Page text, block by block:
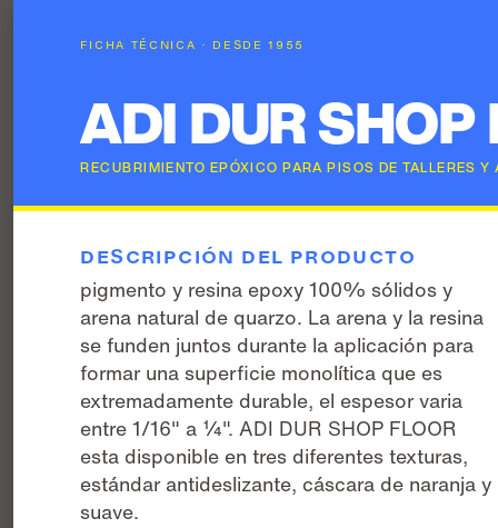
FICHA TÉCNICA · DESDE 1955
ADI DUR SHOP
RECUBRIMIENTO EPÓXICO PARA PISOS DE TALLERES
DESCRIPCIÓN DEL PRODUCTO
pigmento y resina epoxy 100% sólidos y
arena natural de quarzo. La arena y la resina
se funden juntos durante la aplicación para
formar una superficie monolítica que es
extremadamente durable, el espesor varia
entre 1/16" a ¼". ADI DUR SHOP FLOOR
esta disponible en tres diferentes texturas,
estándar antideslizante, cáscara de naranja y
suave.